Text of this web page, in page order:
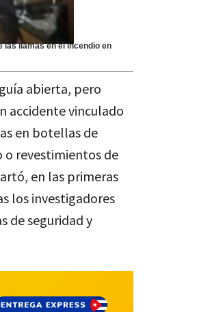
las llamas en el incendio en
abierta, pero
accidente vinculado
en botellas de
revestimientos de
en las primeras
los investigadores
de seguridad y